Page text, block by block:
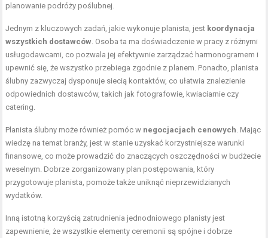
planowanie podróży poślubnej.
Jednym z kluczowych zadań, jakie wykonuje planista, jest koordynacja
wszystkich dostawców . Osoba ta ma doświadczenie w pracy z różnymi
usługodawcami, co pozwala jej efektywnie zarządzać harmonogramem i
upewnić się, że wszystko przebiega zgodnie z planem. Ponadto, planista
ślubny zazwyczaj dysponuje siecią kontaktów, co ułatwia znalezienie
odpowiednich dostawców, takich jak fotografowie, kwiaciarnie czy
catering.
Planista ślubny może również pomóc w negocjacjach cenowych . Mając
wiedzę na temat branży, jest w stanie uzyskać korzystniejsze warunki
finansowe, co może prowadzić do znaczących oszczędności w budżecie
weselnym. Dobrze zorganizowany plan postępowania, który
przygotowuje planista, pomoże także uniknąć nieprzewidzianych
wydatków.
Inną istotną korzyścią zatrudnienia jednodniowego planisty jest
zapewnienie, że wszystkie elementy ceremonii są spójne i dobrze